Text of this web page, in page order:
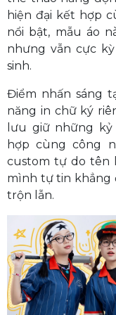
hiện đại kết hợp
nổi bật, mẫu áo
nhưng vẫn cực
sinh.
Điểm nhấn sáng
năng in chữ ký
lưu giữ những kỷ
hợp cùng công
custom tự do tên
mình tự tin khẳng
trộn lẫn.